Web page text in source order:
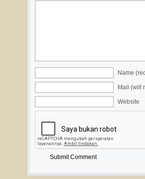
Name
Mail (will
Website